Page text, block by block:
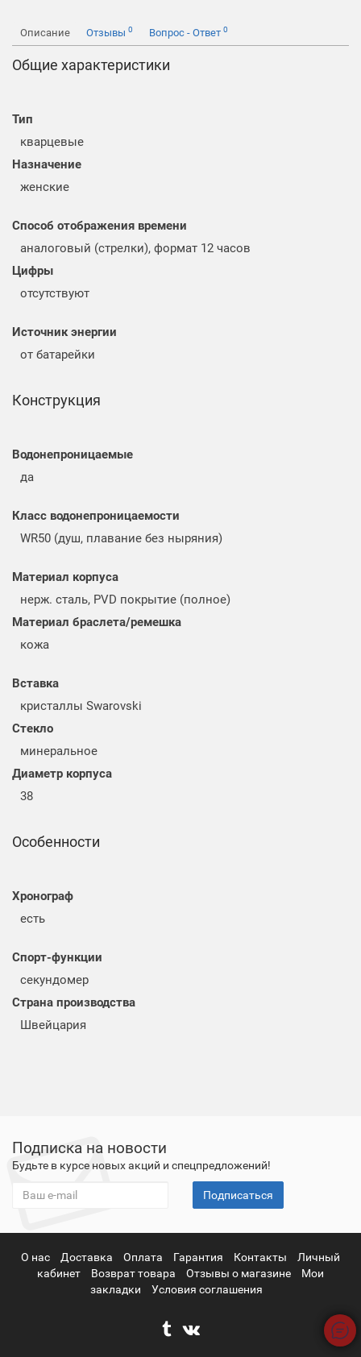
Описание Отзывы 0 Вопрос - Ответ 0
Общие характеристики
Тип
кварцевые
Назначение
женские
Способ отображения времени
аналоговый (стрелки), формат 12 часов
Цифры
отсутствуют
Источник энергии
от батарейки
Конструкция
Водонепроницаемые
да
Класс водонепроницаемости
WR50 (душ, плавание без ныряния)
Материал корпуса
нерж. сталь, PVD покрытие (полное)
Материал браслета/ремешка
кожа
Вставка
кристаллы Swarovski
Стекло
минеральное
Диаметр корпуса
38
Особенности
Хронограф
есть
Спорт-функции
секундомер
Страна производства
Швейцария
Подписка на новости
Будьте в курсе новых акций и спецпредложений!
Подписаться
О нас Доставка Оплата Гарантия Контакты
Личный
кабинет
Возврат товара Отзывы о магазине
Мои
закладки
Условия соглашения